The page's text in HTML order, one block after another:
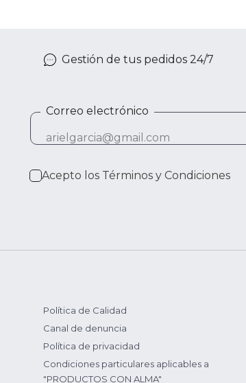
Gestión de tus pedidos 24/7
Correo electrónico
Acepto los Términos y Condiciones
Política de Calidad
Canal de denuncia
Política de privacidad
Condiciones particulares aplicables a
"PRODUCTOS CON ALMA"